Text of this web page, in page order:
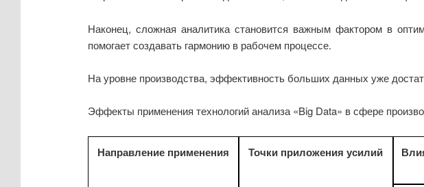
Наконец, сложная аналитика становится важным фактором в
помогает создавать гармонию в рабочем процессе.
На уровне производства, эффективность больших данных уже
Эффекты применения технологий анализа «Big Data» в сфере
Направление применения Точки приложения усилий